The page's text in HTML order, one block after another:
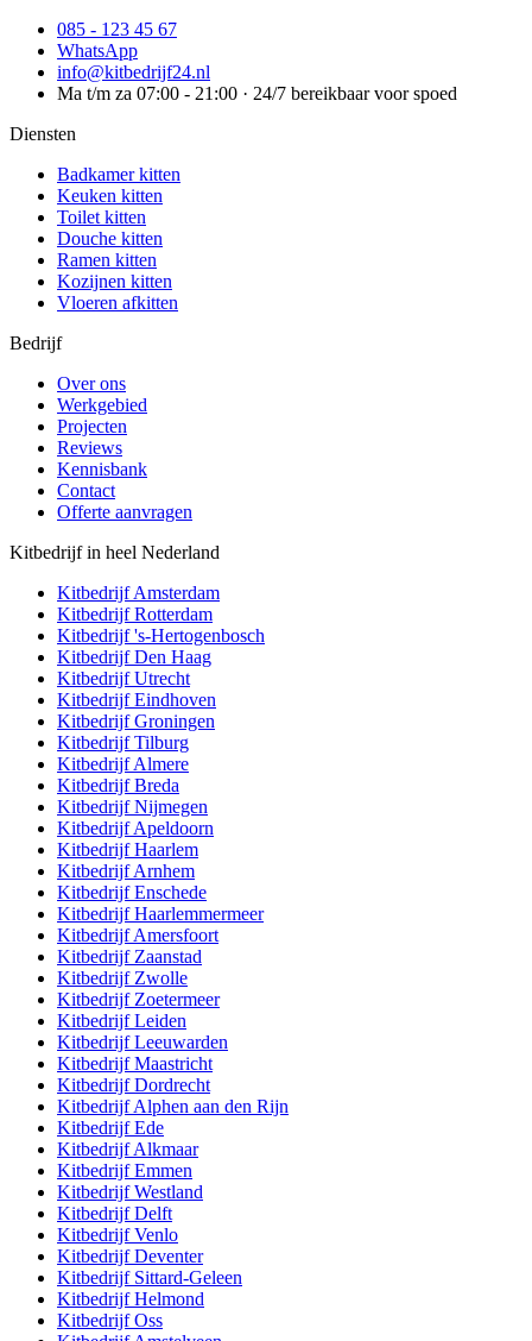
085 - 123 45 67
WhatsApp
info@kitbedrijf24.nl
Ma t/m za 07:00 - 21:00 · 24/7 bereikbaar voor spoed
Diensten
Badkamer kitten
Keuken kitten
Toilet kitten
Douche kitten
Ramen kitten
Kozijnen kitten
Vloeren afkitten
Bedrijf
Over ons
Werkgebied
Projecten
Reviews
Kennisbank
Contact
Offerte aanvragen
Kitbedrijf in heel Nederland
KitbedrijfAmsterdam
KitbedrijfRotterdam
Kitbedrijf's-Hertogenbosch
KitbedrijfDen Haag
KitbedrijfUtrecht
KitbedrijfEindhoven
KitbedrijfGroningen
KitbedrijfTilburg
KitbedrijfAlmere
KitbedrijfBreda
KitbedrijfNijmegen
KitbedrijfApeldoorn
KitbedrijfHaarlem
KitbedrijfArnhem
KitbedrijfEnschede
KitbedrijfHaarlemmermeer
KitbedrijfAmersfoort
Kitbedrijf Zaanstad
Kitbedrijf Zwolle
Kitbedrijf Zoetermeer
KitbedrijfLeiden
KitbedrijfLeeuwarden
KitbedrijfMaastricht
KitbedrijfDordrecht
KitbedrijfAlphen aan den Rijn
KitbedrijfEde
KitbedrijfAlkmaar
KitbedrijfEmmen
KitbedrijfWestland
KitbedrijfDelft
KitbedrijfVenlo
KitbedrijfDeventer
Kitbedrijf Sittard-Geleen
KitbedrijfHelmond
KitbedrijfOss